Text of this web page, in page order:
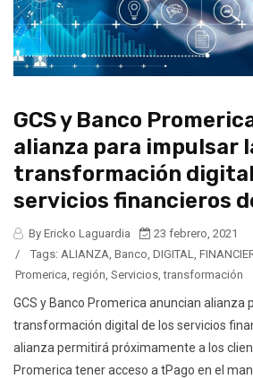
GCS y Banco
alianza para impulsar
transformación digital
servicios financieros
By Ericko Laguardia
23 febrero, 2021
/
Tags: ALIANZA Banco DIGITAL
Promerica región Servicios ,transformación
GCS y Banco Promerica anuncian alianza
transformación digital de los servicios
alianza permitirá próximamente a los
Promerica tener acceso a tPago en el